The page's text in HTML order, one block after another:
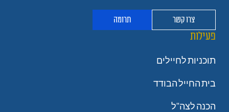
צרו קשר תרומה
פעילות
תוכניות לחיילים
בית החייל הבודד
הכנה לצה"ל